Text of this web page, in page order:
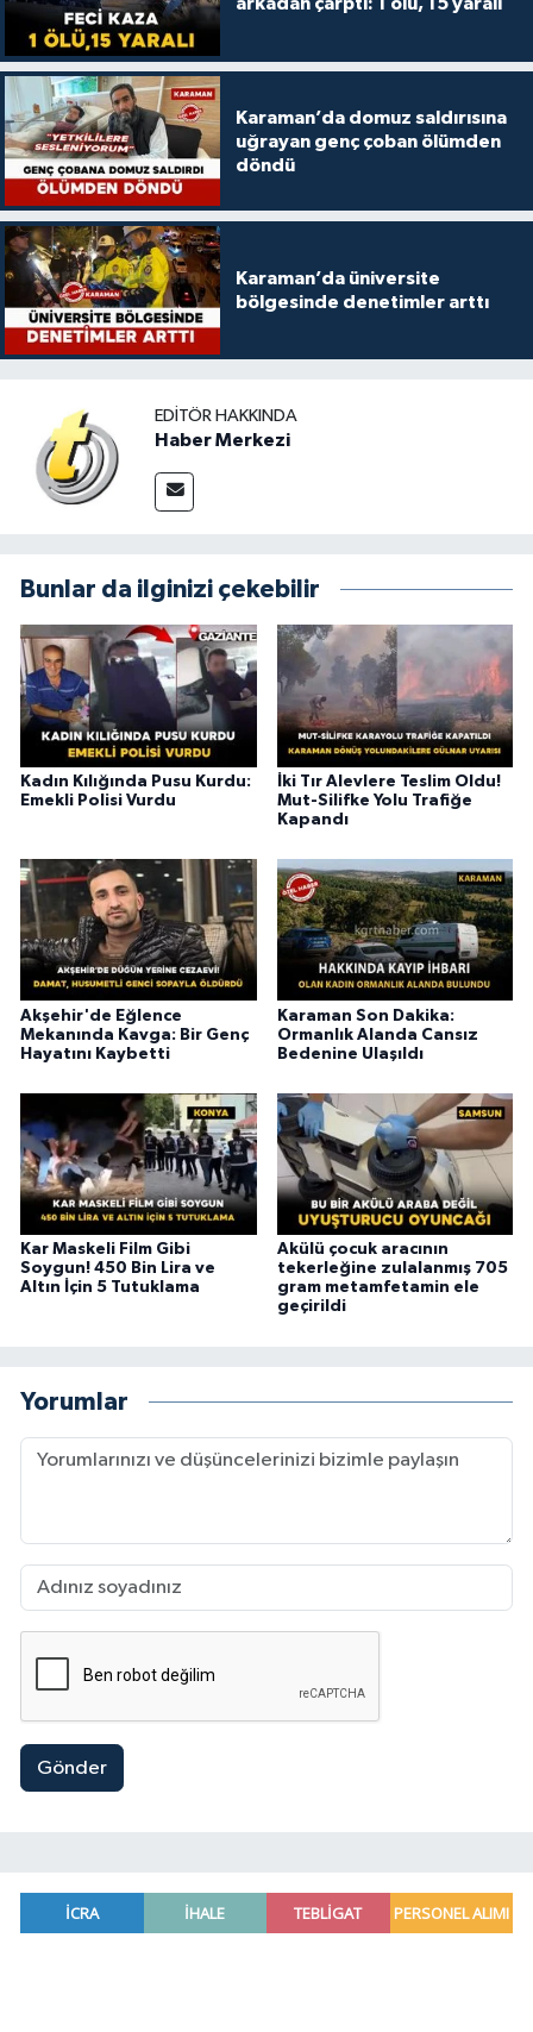
arkadan çarptı: 1 ölü, 15 yaralı
Karaman’da domuz saldırısına
uğrayan genç çoban ölümden
döndü
Karaman’da üniversite
bölgesinde denetimler arttı
EDITÖR HAKKINDA
Haber Merkezi
Bunlar da ilginizi çekebilir
Kadın Kılığında Pusu Kurdu:
Emekli Polisi Vurdu
İki Tır Alevlere Teslim Oldu!
Mut-Silifke Yolu Trafiğe
Kapandı
Akşehir'de Eğlence
Mekanında Kavga: Bir Genç
Hayatını Kaybetti
Karaman Son Dakika:
Ormanlık Alanda Cansız
Bedenine Ulaşıldı
Kar Maskeli Film Gibi
Soygun! 450 Bin Lira ve
Altın İçin 5 Tutuklama
Akülü çocuk aracının
tekerleğine zulalanmış 705
gram metamfetamin ele
geçirildi
Yorumlar
Gönder